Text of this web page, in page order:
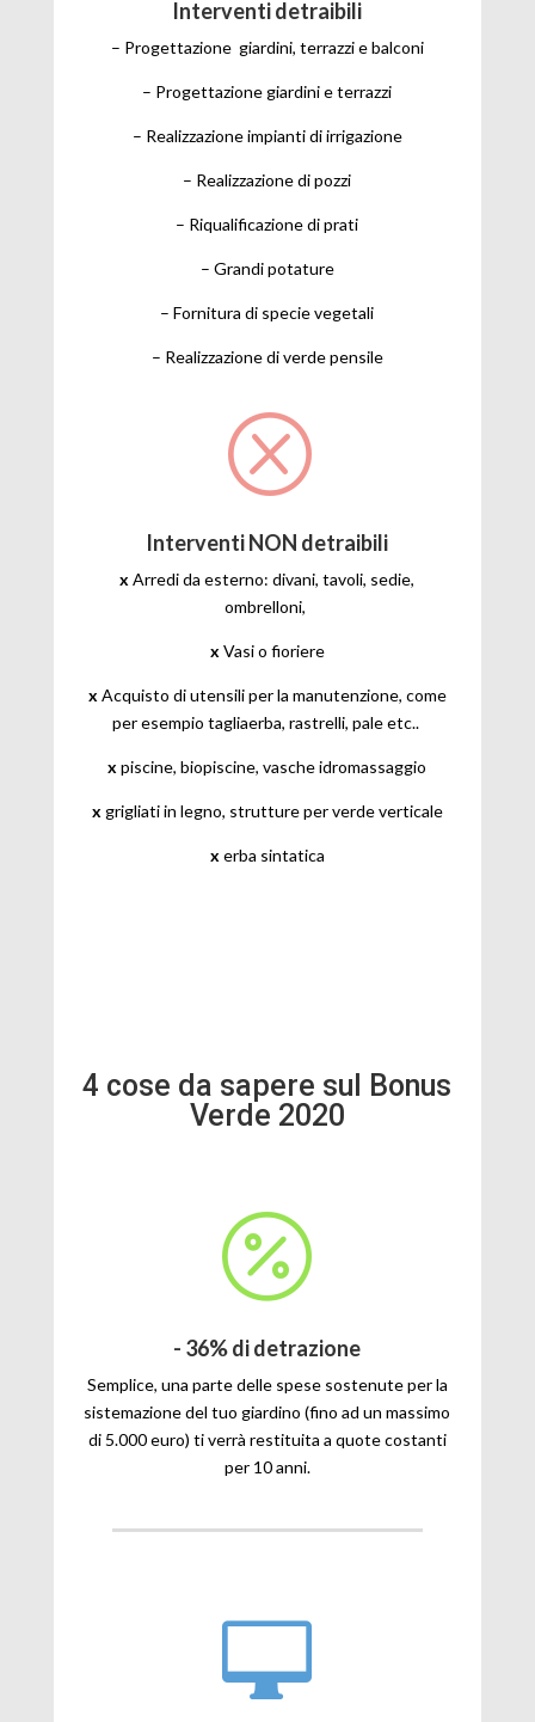
Interventi detraibili
– Progettazione giardini, terrazzi e balconi
– Progettazione giardini e terrazzi
– Realizzazione impianti di irrigazione
– Realizzazione di pozzi
– Riqualificazione di prati
– Grandi potature
– Fornitura di specie vegetali
– Realizzazione di verde pensile
Q
Interventi NON detraibili
x Arredi da esterno: divani, tavoli, sedie,
ombrelloni,
x Vasi o fioriere
x Acquisto di utensili per la manutenzione, come
per esempio tagliaerba, rastrelli, pale etc..
x piscine, biopiscine, vasche idromassaggio
x grigliati in legno, strutture per verde verticale
x erba sintatica
4 cose da sapere sul Bonus
Verde 2020

- 36% di detrazione
Semplice, una parte delle spese sostenute per la
sistemazione del tuo giardino (fino ad un massimo
di 5.000 euro) ti verrà restituita a quote costanti
per 10 anni.
